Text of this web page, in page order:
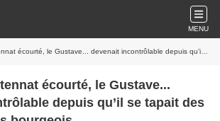
MENU
le Gustave... devenait incontrôlable depuis qu’il se tapait des filles de grands bourgeois
écourté, le Gustave...
depuis qu’il se tapait des